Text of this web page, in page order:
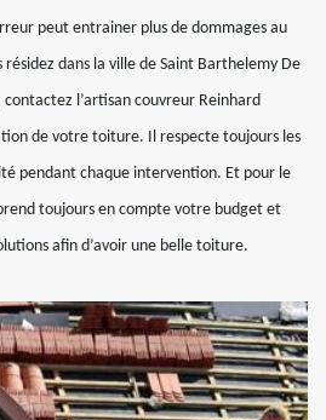
peut entrainer plus de dommages au
dans la ville de Saint Barthelemy De
contactez l’artisan couvreur Reinhard
de votre toiture. Il respecte toujours les
pendant chaque intervention. Et pour le
toujours en compte votre budget et
afin d’avoir une belle toiture.